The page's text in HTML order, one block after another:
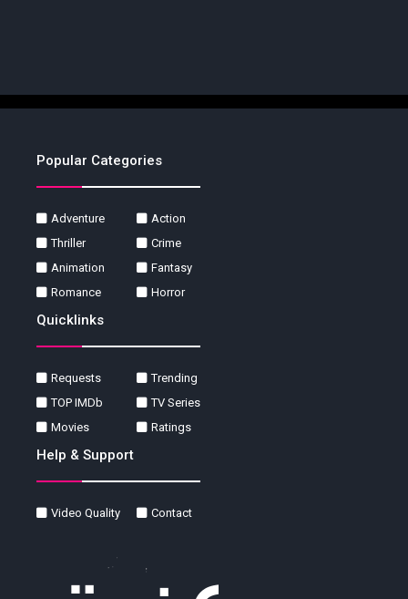
Popular Categories
Adventure
Action
Thriller
Crime
Animation
Fantasy
Romance
Horror
Quicklinks
Requests
Trending
TOP IMDb
TV Series
Movies
Ratings
Help & Support
Video Quality Contact